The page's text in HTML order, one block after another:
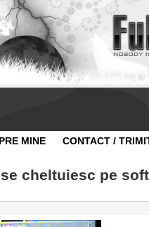
MINE CONTACT /
cheltuiesc pe